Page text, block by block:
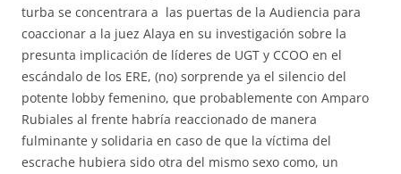
turba se concentrara a las puertas de la Audiencia para
coaccionar a la juez Alaya en su investigación sobre la
presunta implicación de líderes de UGT y CCOO en el
escándalo de los ERE, (no) sorprende ya el silencio del
potente lobby femenino, que probablemente con Amparo
Rubiales al frente habría reaccionado de manera
fulminante y solidaria en caso de que la víctima del
escrache hubiera sido otra del mismo sexo como, un